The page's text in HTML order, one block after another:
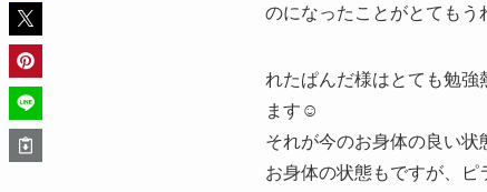
のになったことがとてもう
れたぱんだ様はとても勉
ます☺️
それが今のお身体の良い状
お身体の状態もですが、ピ